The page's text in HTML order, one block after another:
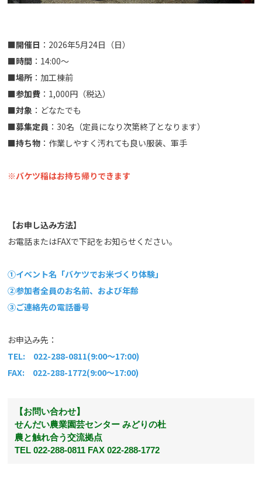
■開催日 ：2026年5月24日（日）
■時間 ：14:00～
■場所 ：加工棟前
■参加費 ：1,000円（税込）
■対象 ：どなたでも
■募集定員 ：30名（定員になり次第終了となります）​​​​​​
■持ち物 ：作業しやすく汚れても良い服装、軍手
※バケツ稲はお持ち帰りできます
【お申し込み方法】
お電話またはFAXで下記をお知らせください。
①イベント名「バケツでお米づくり体験」
②参加者全員のお名前、および年齢
③ご連絡先の電話番号
お申込み先：
TEL: 022-288-0811(9:00～17:00)
FAX: 022-288-1772(9:00～17:00)
【お問い合わせ】
せんだい農業園芸センター みどりの杜
農と触れ合う交流拠点
TEL 022-288-0811 FAX 022-288-1772